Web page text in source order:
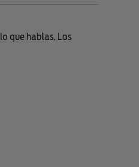
que hablas. Los